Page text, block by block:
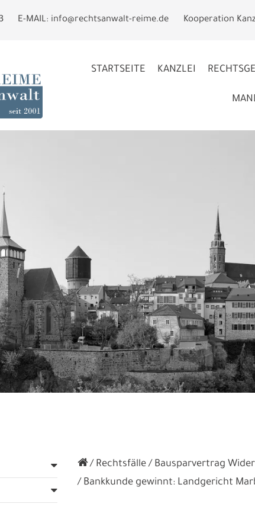
E-MAIL: info@rechtsanwalt-reime.de Kooperation
STARTSEITE KANZLEI
Rechtsfälle Bausparvertrag
Bankkunde gewinnt: Landgericht